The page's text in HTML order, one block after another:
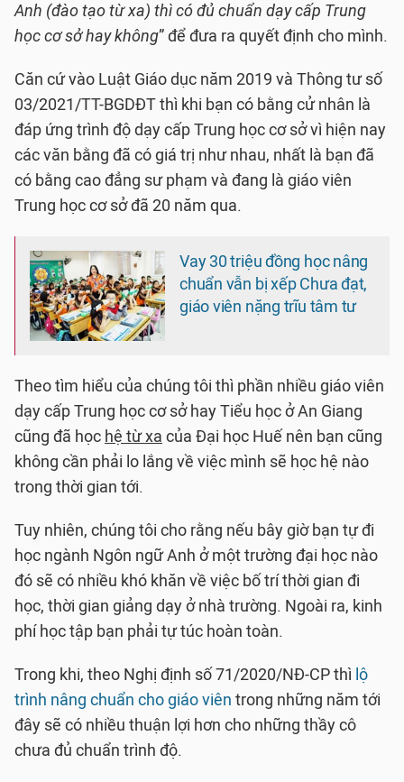
Anh (đào tạo từ xa) thì có đủ chuẩn dạy cấp Trung
học cơ sở hay không” để đưa ra quyết định cho mình.
Căn cứ vào Luật Giáo dục năm 2019 và Thông tư số
03/2021/TT-BGDĐT thì khi bạn có bằng cử nhân là
đáp ứng trình độ dạy cấp Trung học cơ sở vì hiện nay
các văn bằng đã có giá trị như nhau, nhất là bạn đã
có bằng cao đẳng sư phạm và đang là giáo viên
Trung học cơ sở đã 20 năm qua.
Vay 30 triệu đồng học nâng
chuẩn vẫn bị xếp Chưa đạt,
giáo viên nặng trĩu tâm tư
Theo tìm hiểu của chúng tôi thì phần nhiều giáo viên
dạy cấp Trung học cơ sở hay Tiểu học ở An Giang
cũng đã học hệ từ xa của Đại học Huế nên bạn cũng
không cần phải lo lắng về việc mình sẽ học hệ nào
trong thời gian tới.
Tuy nhiên, chúng tôi cho rằng nếu bây giờ bạn tự đi
học ngành Ngôn ngữ Anh ở một trường đại học nào
đó sẽ có nhiều khó khăn về việc bố trí thời gian đi
học, thời gian giảng dạy ở nhà trường. Ngoài ra, kinh
phí học tập bạn phải tự túc hoàn toàn.
Trong khi, theo Nghị định số 71/2020/NĐ-CP thì lộ
trình nâng chuẩn cho giáo viên trong những năm tới
đây sẽ có nhiều thuận lợi hơn cho những thầy cô
chưa đủ chuẩn trình độ.